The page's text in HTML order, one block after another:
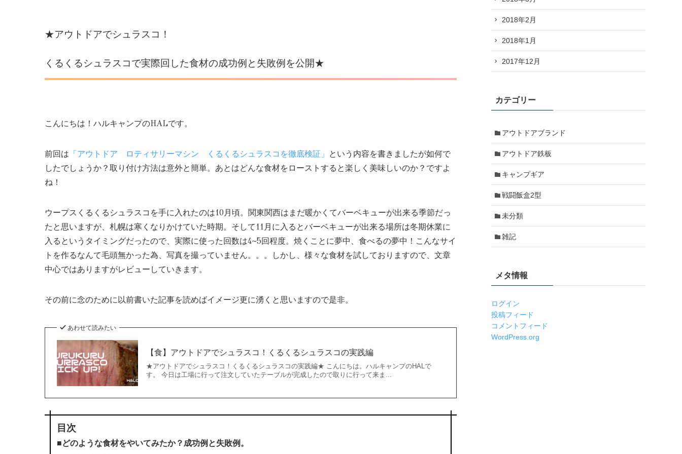
★アウトドアでシュラスコ！
くるくるシュラスコで実際回した食材の成功例と失敗例を公開★
こんにちは！ハルキャンプのHALです。
前回は 「アウトドア ロティサリーマシン くるくるシュラスコを徹底検証」 という内容を書きましたが如何で
したでしょうか？取り付け方法は意外と簡単。あとはどんな食材をローストすると楽しく美味しいのか？ですよ
ね！
ウープスくるくるシュラスコを手に入れたのは10月頃。関東関西はまだ暖かくてバーベキューが出来る季節だっ
たと思いますが、札幌は寒くなりかけていた時期。そして11月に入るとバーベキューが出来る場所は冬期休業に
入るというタイミングだったので、実際に使った回数は4~5回程度。焼くことに夢中、食べるの夢中！こんなサイ
トを作るなんて毛頭無かった為、写真を撮っていません。。。しかし、様々な食材を試しておりますので、文章
中心ではありますがレビューしていきます。
その前に念のために以前書いた記事を読めばイメージ更に湧くと思いますので是非。
あわせて読みたい
【食】アウトドアでシュラスコ！くるくるシュラスコの実践編
★アウトドアでシュラスコ！くるくるシュラスコの実践編★ こんにちは。ハルキャンプのHALで
す。 今日は工場に行って注文していたテーブルが完成したので取りに行って来ま...
目次
■どのような食材をやいてみたか？成功例と失敗例。
2018年2月
2018年1月
2017年12月
カテゴリー
アウトドアブランド
アウトドア鉄板
キャンプギア
戦闘飯盒2型
未分類
雑記
メタ情報
ログイン
投稿フィード
コメントフィード
WordPress.org